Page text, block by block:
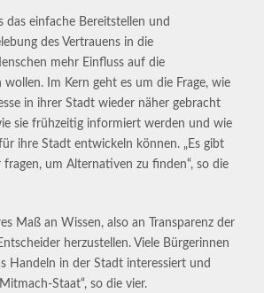
das einfache Bereitstellen und
des Vertrauens in die
mehr Einfluss auf die
Im Kern geht es um die Frage, wie
in ihrer Stadt wieder näher gebracht
sie frühzeitig informiert werden und wie
ihre Stadt entwickeln können. „Es gibt
um Alternativen zu finden“, so die
Maß an Wissen, also an Transparenz der
herzustellen. Viele Bürgerinnen
Handeln in der Stadt interessiert und
Staat“, so die vier.